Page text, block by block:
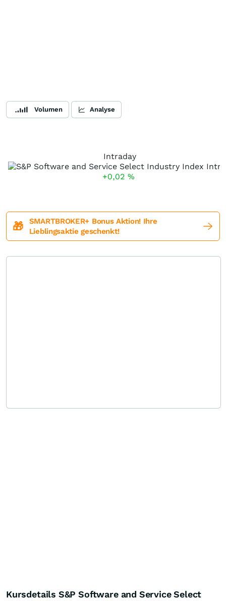
Volumen Analyse
Intraday
+0,02 %
🎁
SMARTBROKER+ Bonus Aktion! Ihre
Lieblingsaktie geschenkt!
Kursdetails S&P Software and Service Select